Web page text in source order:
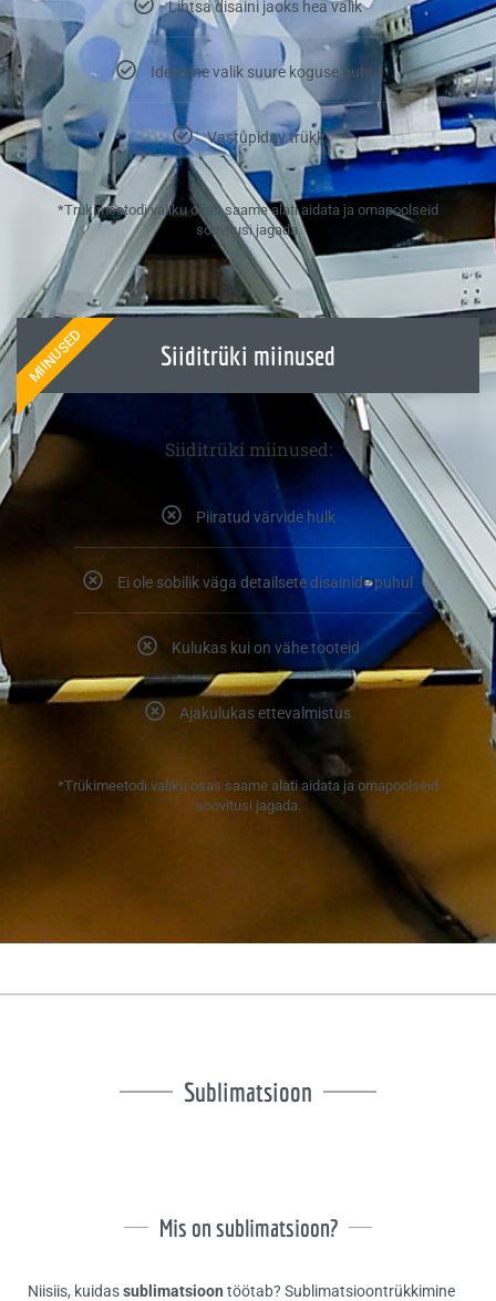
Lihtsa disaini jaoks hea valik
Ideaalne valik suure koguse puhul
Vastupidav trükk
*Trükimeetodi valiku osas saame alati aidata ja omapoolseid
soovitusi jagada.
Siiditrüki miinused
Siiditrüki miinused:
Piiratud värvide hulk
Ei ole sobilik väga detailsete disainide puhul
Kulukas kui on vähe tooteid
Ajakulukas ettevalmistus
*Trükimeetodi valiku osas saame alati aidata ja omapoolseid
soovitusi jagada.
MIINUSED
Sublimatsioon
Mis on sublimatsioon?
Niisiis, kuidassublimatsioon töötab? Sublimatsioontrükkimine